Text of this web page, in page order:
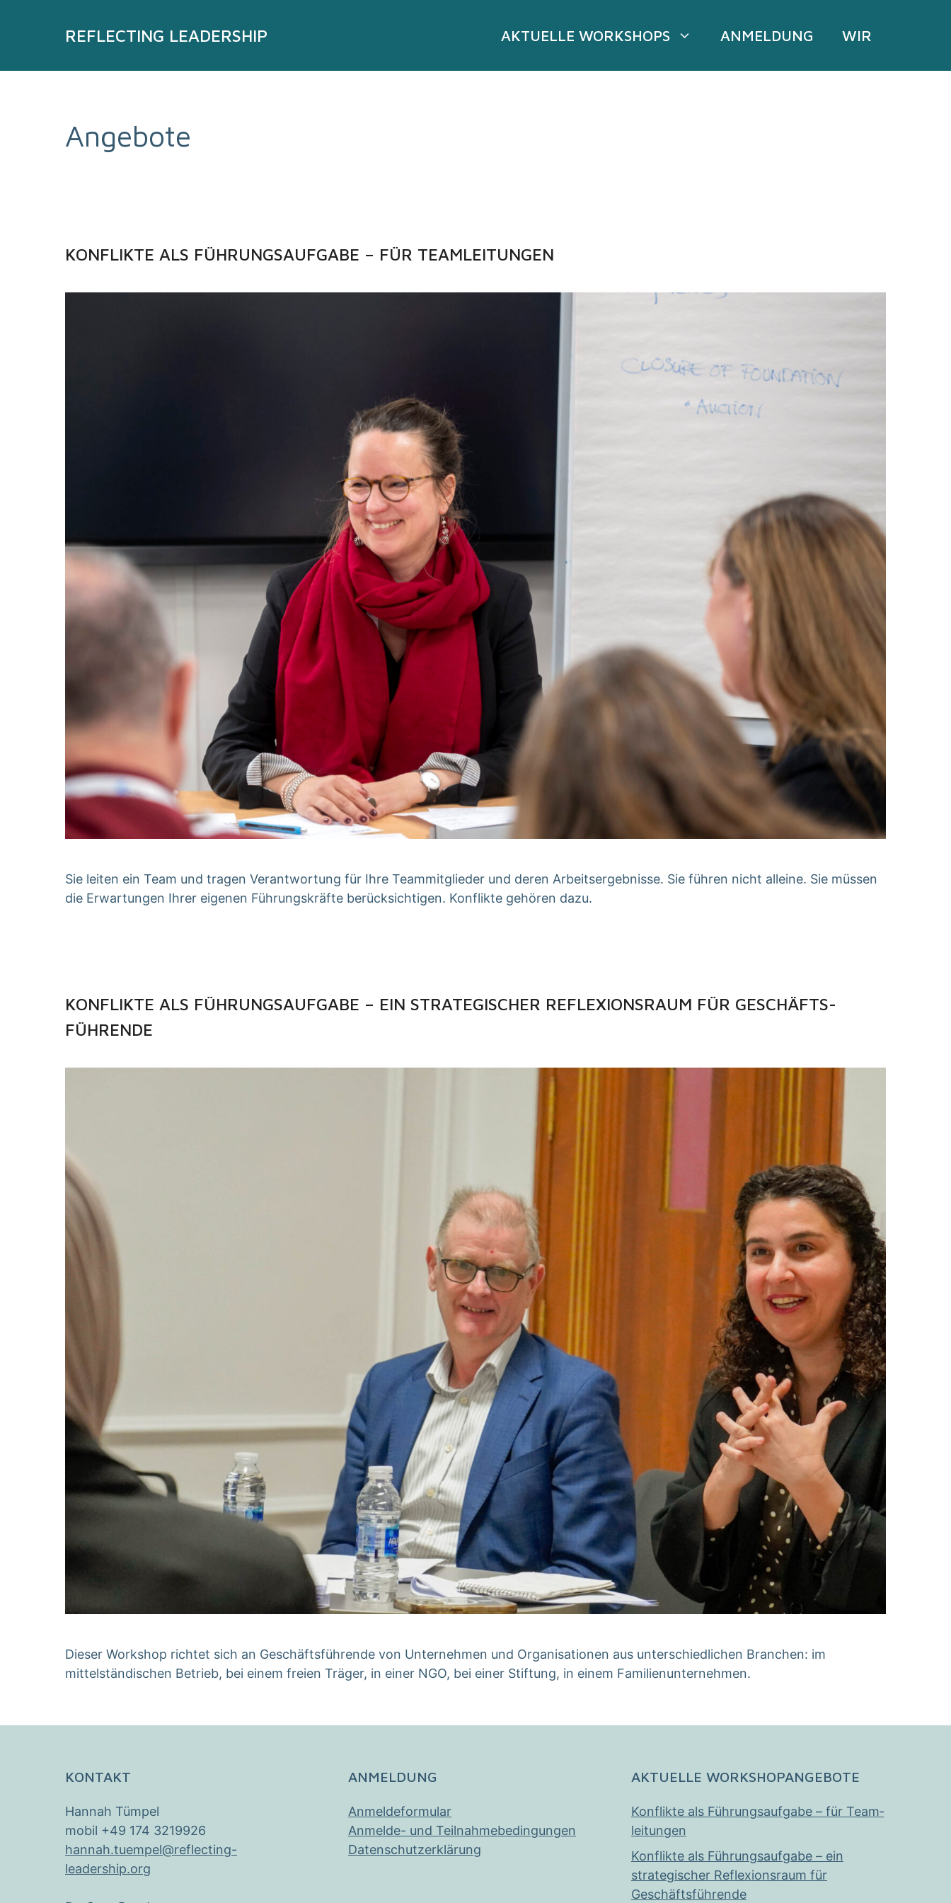
REFLECTING LEADERSHIP AKTUELLE WORKSHOPS ANMELDUNG WIR
Angebote
KONFLIKTE ALS FÜHRUNGS­­­AUF­GABE – FÜR TEAM­­LEITUNGEN
Sie leiten ein Team und tragen Verantwortung für Ihre Teammitglieder und deren Arbeitsergebnisse. Sie führen nicht alleine. Sie müssen
die Erwartungen Ihrer eigenen Führungskräfte berücksichtigen. Konflikte gehören dazu.
KONFLIKTE ALS FÜHRUNGS­AUFGABE – EIN STRATEGISCHER REFLEXIONS­RAUM FÜR GESCHÄFTS­
FÜHRENDE
Dieser Workshop richtet sich an Geschäftsführende von Unternehmen und Organisationen aus unterschiedlichen Branchen: im
mittelständischen Betrieb, bei einem freien Träger, in einer NGO, bei einer Stiftung, in einem Familienunternehmen.
KONTAKT
Hannah Tümpel
mobil +49 174 3219926
hannah.tuempel@reflecting-
leadership.org
ANMELDUNG
Anmeldeformular
Anmelde- und Teilnahmebedingungen
Datenschutzerklärung
AKTUELLE WORKSHOPANGEBOTE
Konflikte als Führungs­­­auf­gabe – für Team­­
leitungen
Konflikte als Führungs­aufgabe – ein
strategischer Reflexions­raum für
Geschäfts­führende